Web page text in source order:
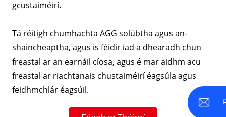
gcustaiméirí.
Tá réitigh chumhachta AGG solúbtha agus an-
shaincheaptha, agus is féidir iad a dhearadh chun
freastal ar an earnáil cíosa, agus é mar aidhm acu
freastal ar riachtanais chustaiméirí éagsúla agus
feidhmchlár éagsúil.